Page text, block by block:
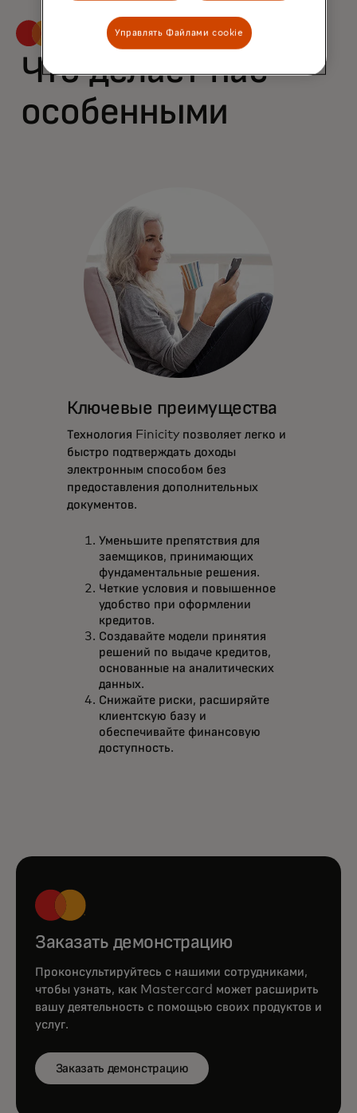
Что делает нас
особенными
Ключевые преимущества
Технология Finicity позволяет легко и
быстро подтверждать доходы
электронным способом без
предоставления дополнительных
документов.
Уменьшите препятствия для
заемщиков, принимающих
фундаментальные решения.
Четкие условия и повышенное
удобство при оформлении
кредитов.
Создавайте модели принятия
решений по выдаче кредитов,
основанные на аналитических
данных.
Снижайте риски, расширяйте
клиентскую базу и
обеспечивайте финансовую
доступность.
Заказать демонстрацию
Проконсультируйтесь с нашими сотрудниками,
чтобы узнать, как Mastercard может расширить
вашу деятельность с помощью своих продуктов и
услуг.
Заказать демонстрацию
Управлять Файлами cookie